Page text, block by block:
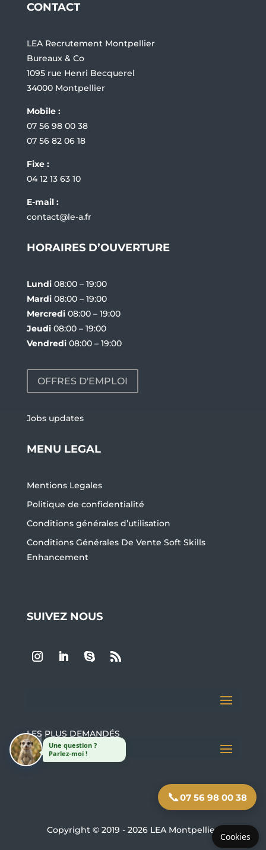
CONTACT
LEA Recrutement Montpellier
Bureaux & Co
1095 rue Henri Becquerel
34000 Montpellier
Mobile :
07 56 98 00 38
07 56 82 06 18
Fixe :
04 12 13 63 10
E-mail :
contact@le-a.fr
HORAIRES D’OUVERTURE
Lundi08:00 – 19:00
Mardi08:00 – 19:00
Mercredi08:00 – 19:00
Jeudi08:00 – 19:00
Vendredi08:00 – 19:00
OFFRES D'EMPLOI
Jobs updates
MENU LEGAL
Mentions Legales
Politique de confidentialité
Conditions générales d’utilisation
Conditions Générales De Vente Soft Skills
Enhancement
SUIVEZ NOUS
LES PLUS DEMANDÉS
Copyright © 2019 - 2026 LEA Montpellier
Cookies
📞07 56 98 00 38
Une question ?
Parlez-moi !